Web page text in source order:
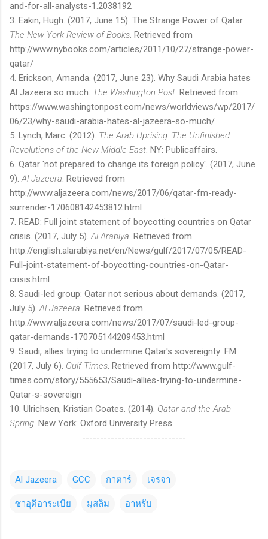
and-for-all-analysts-1.2038192
3. Eakin, Hugh. (2017, June 15). The Strange Power of Qatar.
The New York Review of Books. Retrieved from
http://www.nybooks.com/articles/2011/10/27/strange-power-
qatar/
4. Erickson, Amanda. (2017, June 23). Why Saudi Arabia hates
Al Jazeera so much. The Washington Post. Retrieved from
https://www.washingtonpost.com/news/worldviews/wp/2017/
06/23/why-saudi-arabia-hates-al-jazeera-so-much/
5. Lynch, Marc. (2012). The Arab Uprising: The Unfinished
Revolutions of the New Middle East. NY: Publicaffairs.
6. Qatar 'not prepared to change its foreign policy'. (2017, June
9).Al Jazeera. Retrieved from
http://www.aljazeera.com/news/2017/06/qatar-fm-ready-
surrender-170608142453812.html
7. READ: Full joint statement of boycotting countries on Qatar
crisis. (2017, July 5).Al Arabiya. Retrieved from
http://english.alarabiya.net/en/News/gulf/2017/07/05/READ-
Full-joint-statement-of-boycotting-countries-on-Qatar-
crisis.html
8. Saudi-led group: Qatar not serious about demands. (2017,
July 5).Al Jazeera. Retrieved from
http://www.aljazeera.com/news/2017/07/saudi-led-group-
qatar-demands-170705144209453.html
9. Saudi, allies trying to undermine Qatar's sovereignty: FM.
(2017, July 6). Gulf Times. Retrieved from http://www.gulf-
times.com/story/555653/Saudi-allies-trying-to-undermine-
Qatar-s-sovereign
10. Ulrichsen, Kristian Coates. (2014). Qatar and the Arab
Spring. New York: Oxford University Press.
-----------------------------
Al Jazeera GCC กาตาร์ เจรจา
ซาอุดิอาระเบีย มุสลิม อาหรับ